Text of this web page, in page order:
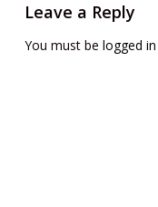
Leave a Reply
You must be logged in